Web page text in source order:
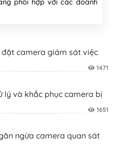
đặt camera giám sát việc
1471
lý và khắc phục camera bị
1651
ngừa camera quan sát